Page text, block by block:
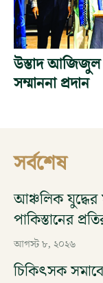
উস্তাদ আজিজুল
সম্মাননা প্রদান
সর্বশেষ
আঞ্চলিক
পাকিস্তানের
আগস্ট ৮, ২০২৬
চিকিৎসক